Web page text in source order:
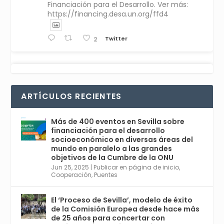
Financiación para el Desarrollo. Ver más:
https://financing.desa.un.org/ffd4
2 Twitter
r
comienza en Sevilla este lunes 2 con la
Conferencia Internacional sobre Catálisis, y
con el Congreso de Parasitología. Del día 3 al
6, Congreso de Metodología de Ciencias
Sociales y la Salud; y los días 5 y 6 Jornadas
de Economía Industrial.
4
1 2 Twitter
Avata
r
Sevilla World @worldsevilla ·
ARTÍCULOS RECIENTES
Más de 400 eventos en Sevilla sobre
financiación para el desarrollo
socioeconómico en diversas áreas del
mundo en paralelo a las grandes
objetivos de la Cumbre de la ONU
Jun 25, 2025 | Publicar en página de inicio,
Cooperación, Puentes
El ‘Proceso de Sevilla’, modelo de éxito
de la Comisión Europea desde hace más
de 25 años para concertar con